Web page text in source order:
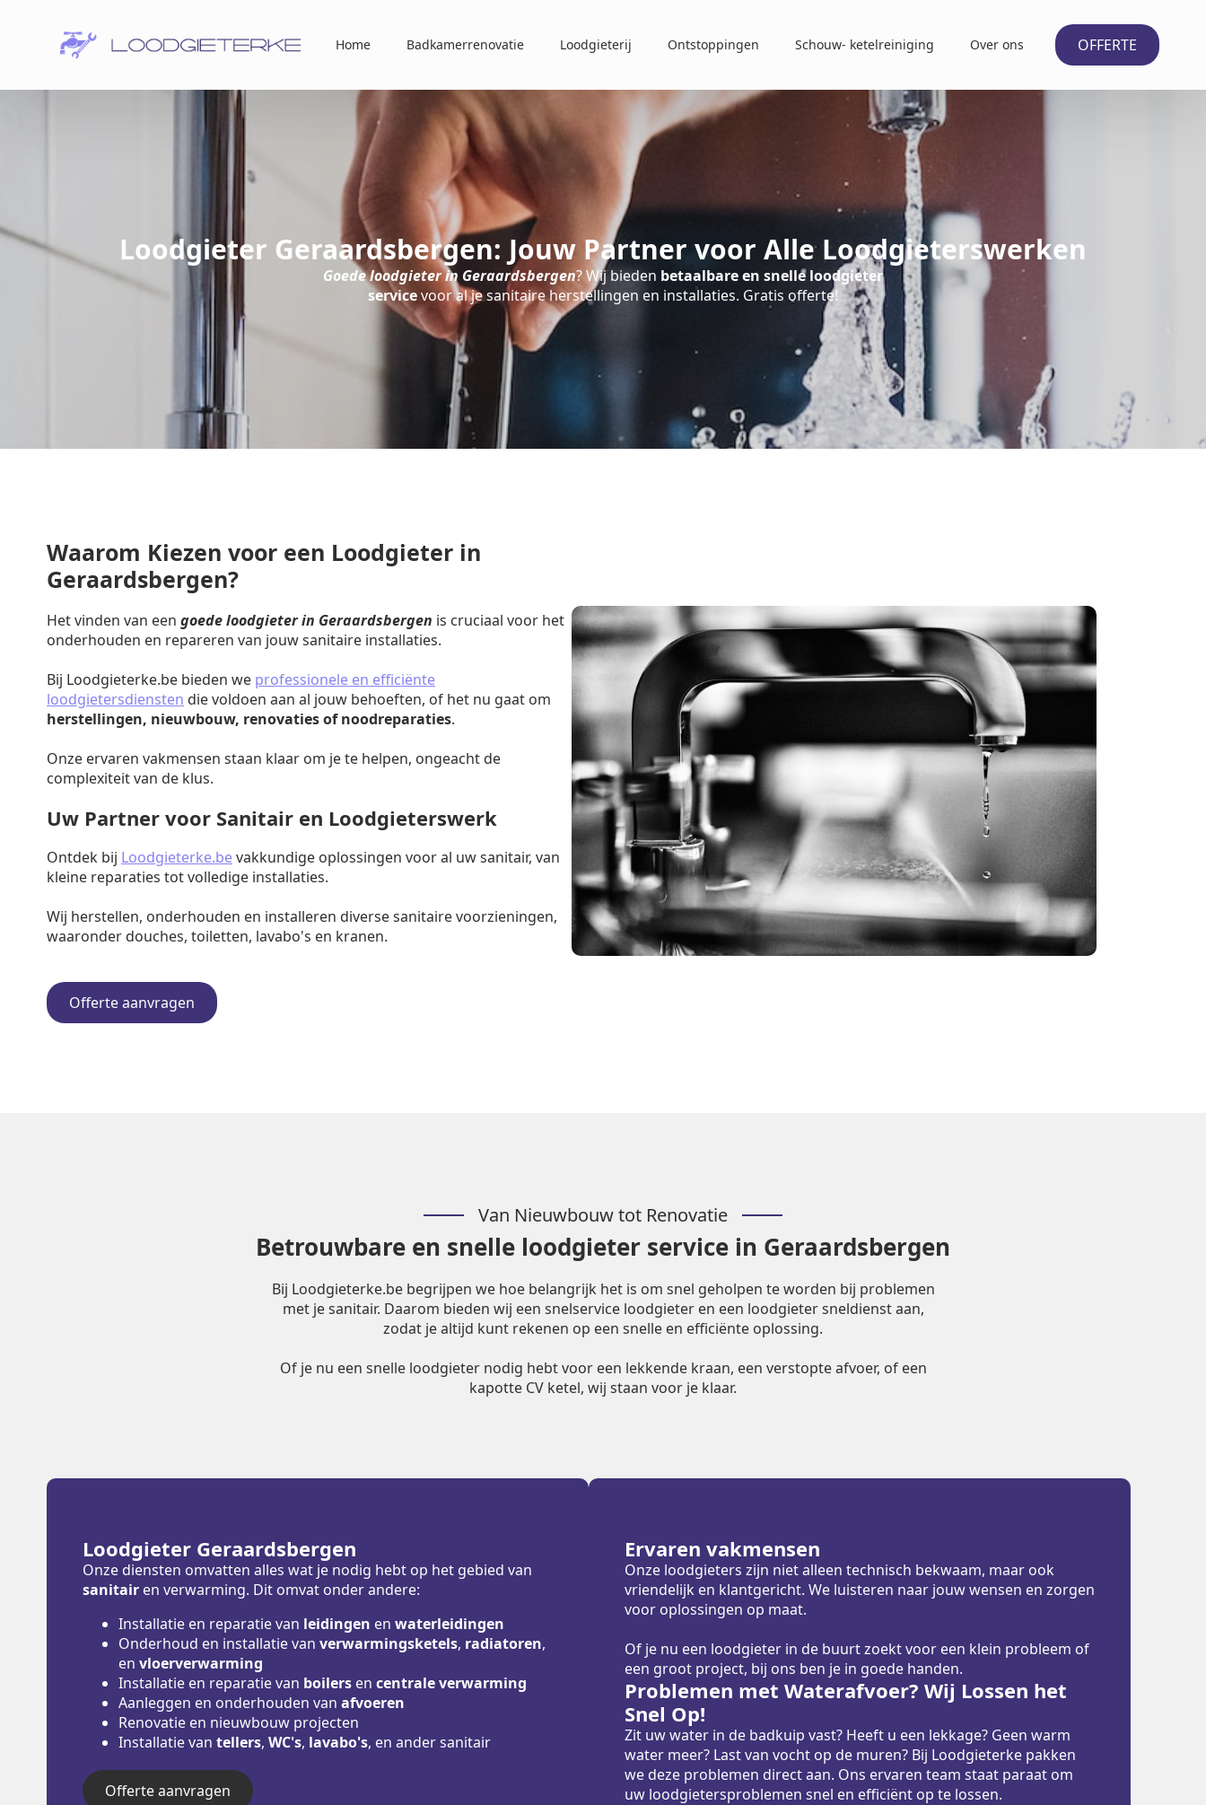
Home Badkamerrenovatie Loodgieterij Ontstoppingen Schouw- ketelreiniging Over ons OFFERTE
Loodgieter Geraardsbergen: Jouw Partner voor Alle Loodgieterswerken
Goede loodgieter in Geraardsbergen? Wij bieden betaalbare en snelle loodgieter
servicevoor al je sanitaire herstellingen en installaties. Gratis offerte!
Waarom Kiezen voor een Loodgieter in
Geraardsbergen?
Het vinden van een goede loodgieter in Geraardsbergen is cruciaal voor het
onderhouden en repareren van jouw sanitaire installaties.
Bij Loodgieterke.be bieden we professionele en efficiënte
loodgietersdiensten die voldoen aan al jouw behoeften, of het nu gaat om
herstellingen, nieuwbouw, renovaties of noodreparaties.
Onze ervaren vakmensen staan klaar om je te helpen, ongeacht de
complexiteit van de klus.
Uw Partner voor Sanitair en Loodgieterswerk
Ontdek bij Loodgieterke.bevakkundige oplossingen voor al uw sanitair, van
kleine reparaties tot volledige installaties.
Wij herstellen, onderhouden en installeren diverse sanitaire voorzieningen,
waaronder douches, toiletten, lavabo's en kranen.
Offerte aanvragen
Van Nieuwbouw tot Renovatie
Betrouwbare en snelle loodgieter service in Geraardsbergen
Bij Loodgieterke.be begrijpen we hoe belangrijk het is om snel geholpen te worden bij problemen
met je sanitair. Daarom bieden wij een snelservice loodgieter en een loodgieter sneldienst aan,
zodat je altijd kunt rekenen op een snelle en efficiënte oplossing.
Of je nu een snelle loodgieter nodig hebt voor een lekkende kraan, een verstopte afvoer, of een
kapotte CV ketel, wij staan voor je klaar.
Loodgieter Geraardsbergen
Onze diensten omvatten alles wat je nodig hebt op het gebied van
sanitair en verwarming. Dit omvat onder andere:
Installatie en reparatie van leidingen en waterleidingen
Onderhoud en installatie van verwarmingsketels, radiatoren,
en vloerverwarming
Installatie en reparatie van boilers en centrale verwarming
Aanleggen en onderhouden van afvoeren
Renovatie en nieuwbouw projecten
Installatie van tellers, WC's, lavabo's, en ander sanitair
Offerte aanvragen
Ervaren vakmensen
Onze loodgieters zijn niet alleen technisch bekwaam, maar ook
vriendelijk en klantgericht. We luisteren naar jouw wensen en zorgen
voor oplossingen op maat.
Of je nu een loodgieter in de buurt zoekt voor een klein probleem of
een groot project, bij ons ben je in goede handen.
Problemen met Waterafvoer? Wij Lossen het
Snel Op!
Zit uw water in de badkuip vast? Heeft u een lekkage? Geen warm
water meer? Last van vocht op de muren? Bij Loodgieterke pakken
we deze problemen direct aan. Ons ervaren team staat paraat om
uw loodgietersproblemen snel en efficiënt op te lossen.